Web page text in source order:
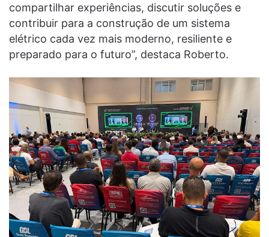
compartilhar experiências, discutir soluções e
contribuir para a construção de um sistema
elétrico cada vez mais moderno, resiliente e
preparado para o futuro”, destaca Roberto.